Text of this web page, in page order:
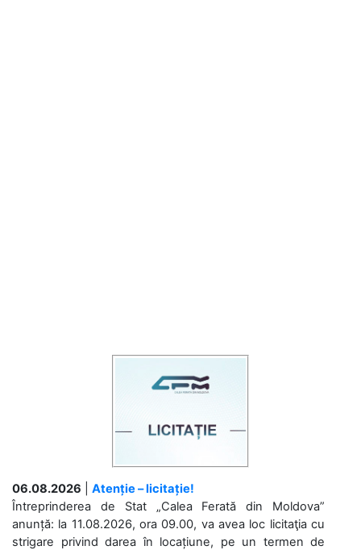
06.08.2026
Atenție – licitație!
Întreprinderea de Stat „Calea Ferată din Moldova”
anunță: la 11.08.2026, ora 09.00, va avea loc licitaţia cu
strigare privind darea în locațiune, pe un termen de